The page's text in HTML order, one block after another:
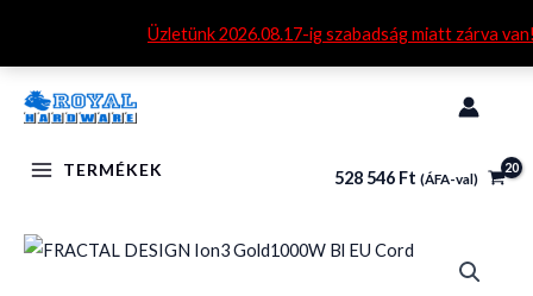
Üzletünk 2026.08.17-ig szabadság miatt zárva
TERMÉKEK 528 546 Ft (ÁFA-val)
FRACTAL